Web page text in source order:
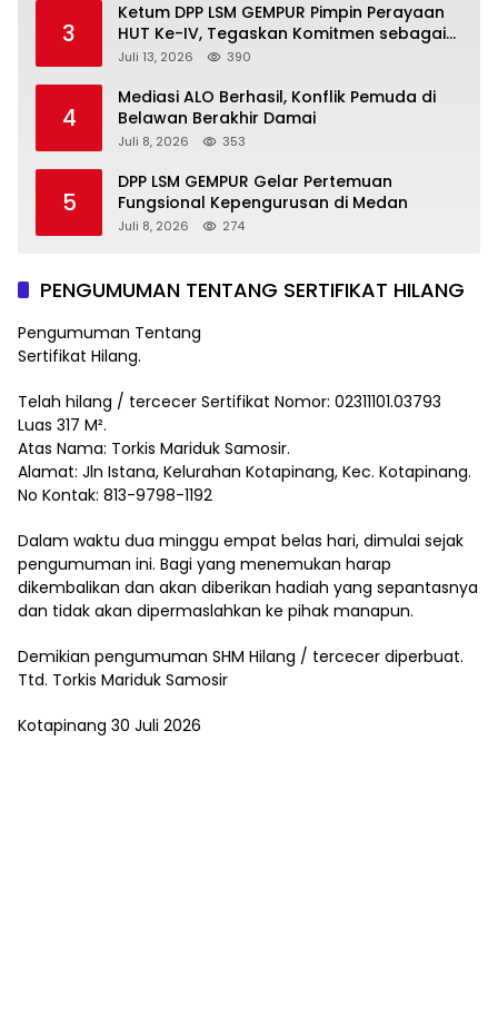
3
Ketum DPP LSM GEMPUR Pimpin Perayaan
HUT Ke-IV, Tegaskan Komitmen sebagai
Mitra Pemerintah dan Corong Aspirasi
Juli 13, 2026 390
4
Mediasi ALO Berhasil, Konflik Pemuda di
Belawan Berakhir Damai
Juli 8, 2026 353
5
DPP LSM GEMPUR Gelar Pertemuan
Fungsional Kepengurusan di Medan
Juli 8, 2026 274
PENGUMUMAN TENTANG SERTIFIKAT HILANG
Pengumuman Tentang
Sertifikat Hilang.
Telah hilang / tercecer Sertifikat Nomor: 02311101.03793
Luas 317 M².
Atas Nama: Torkis Mariduk Samosir.
Alamat: Jln Istana, Kelurahan Kotapinang, Kec. Kotapinang.
No Kontak: 813-9798-1192
Dalam waktu dua minggu empat belas hari, dimulai sejak
pengumuman ini. Bagi yang menemukan harap
dikembalikan dan akan diberikan hadiah yang sepantasnya
dan tidak akan dipermaslahkan ke pihak manapun.
Demikian pengumuman SHM Hilang / tercecer diperbuat.
Ttd. Torkis Mariduk Samosir
Kotapinang 30 Juli 2026